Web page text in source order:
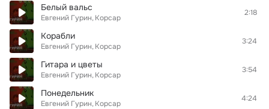
Белый вальс
Евгений Гурин Корсар
2:18
Корабли
Евгений Гурин Корсар
3:24
Гитара и цветы
Евгений Гурин Корсар
3:54
Понедельник
Евгений Гурин Корсар
4:24